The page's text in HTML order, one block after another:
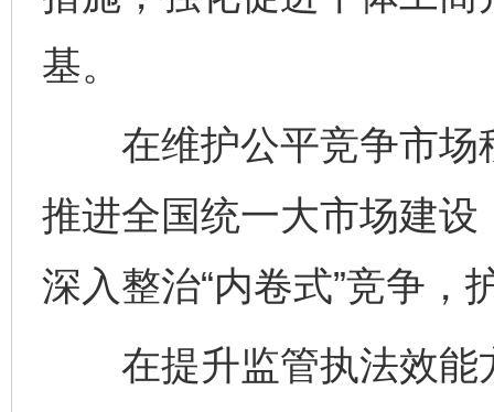
基。
在维护公平竞争市场
推进全国统一大市场建
深入整治“内卷式”竞争，
在提升监管执法效能